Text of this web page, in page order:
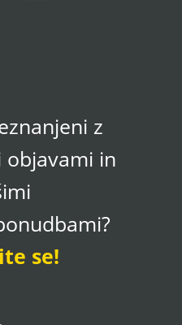
z
objavami in
se!